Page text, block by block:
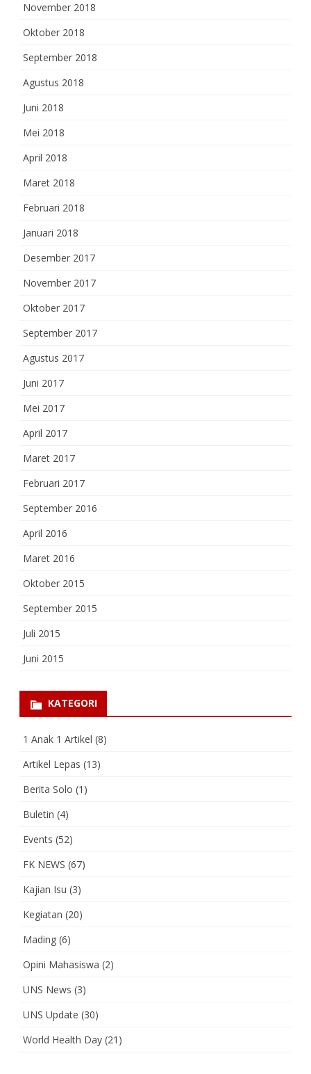
November 2018
Oktober 2018
September 2018
Agustus 2018
Juni 2018
Mei 2018
April 2018
Maret 2018
Februari 2018
Januari 2018
Desember 2017
November 2017
Oktober 2017
September 2017
Agustus 2017
Juni 2017
Mei 2017
April 2017
Maret 2017
Februari 2017
September 2016
April 2016
Maret 2016
Oktober 2015
September 2015
Juli 2015
Juni 2015
KATEGORI
1 Anak 1 Artikel (8)
Artikel Lepas (13)
Berita Solo (1)
Buletin (4)
Events (52)
FK NEWS (67)
Kajian Isu (3)
Kegiatan (20)
Mading (6)
Opini Mahasiswa (2)
UNS News (3)
UNS Update (30)
World Health Day (21)